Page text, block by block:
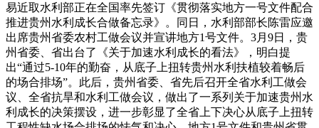
易近取水利部正在全国率先签订《贯彻落实地方一号文件配合
推进贵州水利成长合做备忘录》。同日，水利部部长陈雷应邀
出席贵州省委农村工做会议并宣讲地方1号文件。3月9日，贵
州省委、省出台了《关于加速水利成长的看法》，明白提
出“通过5-10年的勤奋，从底子上扭转贵州水利扶植较着畅后
的场合排场”。此后，贵州省委、省先后召开全省水利工做会
议、全省抗旱和水利工做会议，做出了一系列关于加速贵州水
利成长的决策摆设，进一步彰显了全省上下决心从底子上扭转